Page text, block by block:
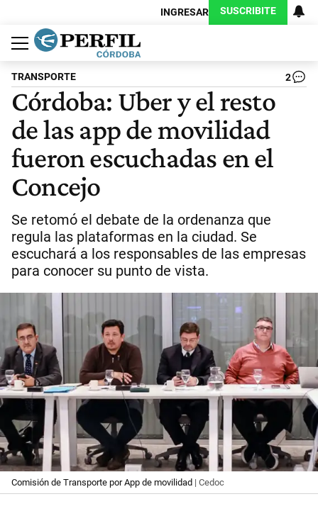
INGRESAR SUSCRIBITE
Política
Economía
Judiciales
Sociedad
Cultura
Espectáculos
Deportes
Protagonistas
TRANSPORTE 2
Córdoba: Uber y el resto
de las app de movilidad
fueron escuchadas en el
Concejo
Se retomó el debate de la ordenanza que
regula las plataformas en la ciudad. Se
escuchará a los responsables de las empresas
para conocer su punto de vista.
Comisión de Transporte por App de movilidad | Cedoc